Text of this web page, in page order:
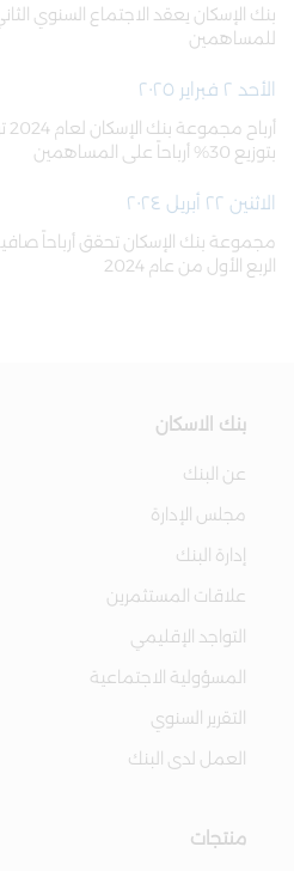
بنك الإسكان يعقد الاجتماع السنوي
للمساهمين
الأحد ٢ فبراير ٢٠٢٥
بتوزيع 30% أرباحاً على المساهمين
الاثنين ٢٢ أبريل ٢٠٢٤
الربع الأول من عام 2024
بنك الاسكان
عن البنك
مجلس الإدارة
إدارة البنك
علاقات المستثمرين
التواجد الإقليمي
المسؤولية الاجتماعية
التقرير السنوي
العمل لدى البنك
منتجات